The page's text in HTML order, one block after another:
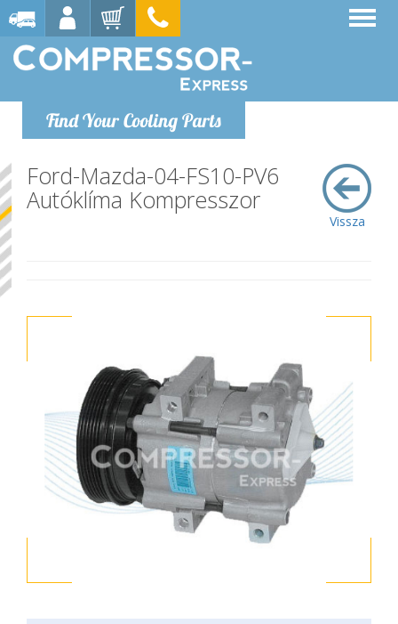
Find Your Cooling Parts
Vissza
Ford-Mazda-04-FS10-PV6
Autóklíma Kompresszor